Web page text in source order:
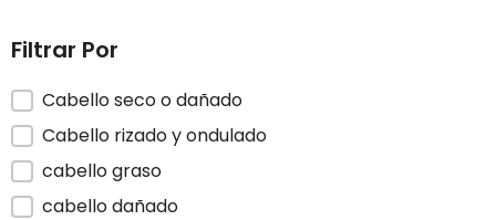
Filtrar Por
Filtrar por
Cabello seco o dañado
Cabello rizado y ondulado
cabello graso
cabello dañado